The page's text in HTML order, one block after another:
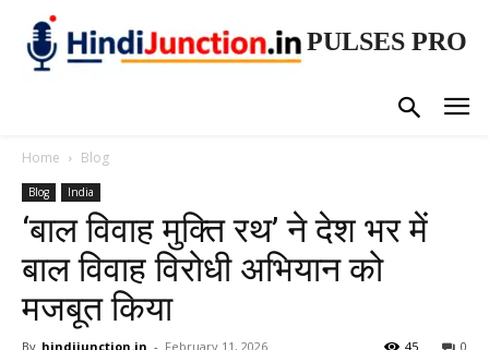
PULSES PRO
Home Blog
Blog India
‘बाल विवाह मुक्ति रथ’ ने देश भर में
बाल विवाह विरोधी अभियान को
मजबूत किया
By hindijunction.in - February 11, 2026 0
45